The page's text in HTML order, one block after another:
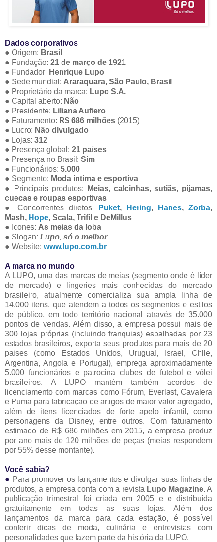
Dados corporativos
● Origem: Brasil
● Fundação: 21 de março de 1921
● Fundador: Henrique Lupo
● Sede mundial: Araraquara, São Paulo, Brasil
● Proprietário da marca: Lupo S.A.
● Capital aberto: Não
● Presidente: Liliana Aufiero
● Faturamento: R$ 686 milhões (2015)
● Lucro: Não divulgado
● Lojas: 312
● Presença global: 21 países
● Presença no Brasil: Sim
● Funcionários: 5.000
● Segmento: Moda íntima e esportiva
● Principais produtos:
Meias, calcinhas, sutiãs, pijamas,
cuecas e roupas esportivas
● Concorrentes diretos:
Puket, Hering, Hanes,Zorba,
Mash, Hope, Scala, Trifil e DeMillus
● Ícones: As meias da loba
● Slogan: Lupo, só o melhor.
● Website: www.lupo.com.br
A marca no mundo
A LUPO, uma das marcas de meias (segmento onde é líder
de mercado) e lingeries mais conhecidas do mercado
brasileiro, atualmente comercializa sua ampla linha de
14.000 itens, que atendem a todos os segmentos e estilos
de público, em todo território nacional através de 35.000
pontos de vendas. Além disso, a empresa possui mais de
300 lojas próprias (incluindo franquias) espalhadas por 23
estados brasileiros, exporta seus produtos para mais de 20
países (como Estados Unidos, Uruguai, Israel, Chile,
Argentina, Angola e Portugal), emprega aproximadamente
5.000 funcionários e patrocina clubes de futebol e vôlei
brasileiros. A LUPO mantém também acordos de
licenciamento com marcas como Fórum, Everlast, Cavalera
e Puma para fabricação de artigos de maior valor agregado,
além de itens licenciados de forte apelo infantil, como
personagens da Disney, entre outros. Com faturamento
estimado de R$ 686 milhões em 2015, a empresa produz
por ano mais de 120 milhões de peças (meias respondem
por 55% desse montante).
Você sabia?
● Para promover os lançamentos e divulgar suas linhas de
produtos, a empresa conta com a revista Lupo Magazine. A
publicação trimestral foi criada em 2005 e é distribuída
gratuitamente em todas as suas lojas. Além dos
lançamentos da marca para cada estação, é possível
conferir dicas de moda, culinária e entrevistas com
personalidades que fazem parte da história da LUPO.